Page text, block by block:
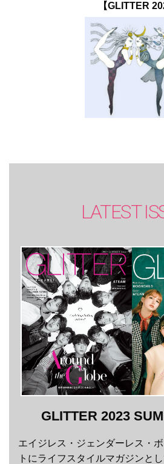
【GLITTER
SUMMER issue
LATEST
GLITTER 2023
エイジレス・ジェンダーレス・
トにライフスタイルマガジンと